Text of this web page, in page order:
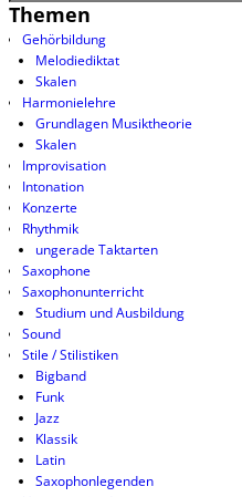
Themen
Gehörbildung
Melodiediktat
Skalen
Harmonielehre
Grundlagen Musiktheorie
Skalen
Improvisation
Intonation
Konzerte
Rhythmik
ungerade Taktarten
Saxophone
Saxophonunterricht
Studium und Ausbildung
Sound
Stile / Stilistiken
Bigband
Funk
Jazz
Klassik
Latin
Saxophonlegenden